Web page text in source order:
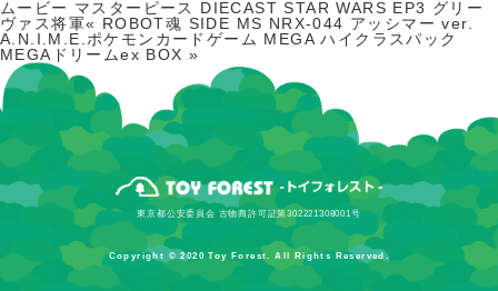
ムービー マスターピース DIECAST STAR WARS EP3 グリー
ヴァス将軍« ROBOT魂 SIDE MS NRX-044 アッシマー ver.
A.N.I.M.E. ポケモンカードゲーム MEGA ハイクラスパック
MEGAドリームex BOX »
東京都公安委員会 古物商許可証第302221308001号
Copyright © 2020 Toy Forest. All Rights Reserved.